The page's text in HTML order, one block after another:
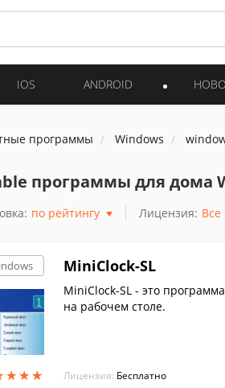
IOS ANDROID
программы Windows
программы для дома
по рейтингу Лицензия: Все
★★★
★★★
MiniClock-SL
MiniClock-SL - это
на рабочем столе.
Лицензия: Бесплатно